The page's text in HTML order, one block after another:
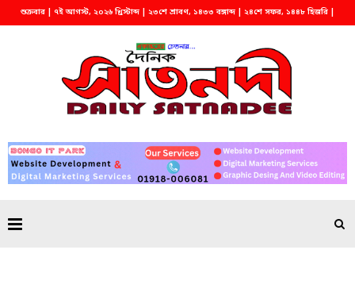
শুক্রবার | ৭ই আগস্ট, ২০২৬ খ্রিস্টাব্দ | ২৩শে শ্রাবণ, ১৪৩৩ বঙ্গাব্দ | ২৪শে সফর, ১৪৪৮ হিজরি |